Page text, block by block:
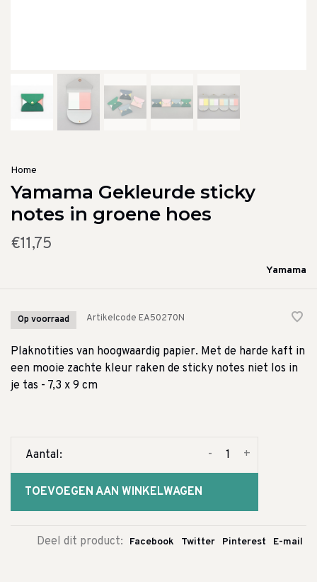
Home
Yamama Gekleurde sticky
notes in groene hoes
€11,75
Yamama
Op voorraad Artikelcode EA50270N
Plaknotities van hoogwaardig papier. Met de harde kaft in
een mooie zachte kleur raken de sticky notes niet los in
je tas - 7,3 x 9 cm
Aantal: +
-
TOEVOEGEN AAN WINKELWAGEN
Deel dit product: Facebook Twitter Pinterest E-mail